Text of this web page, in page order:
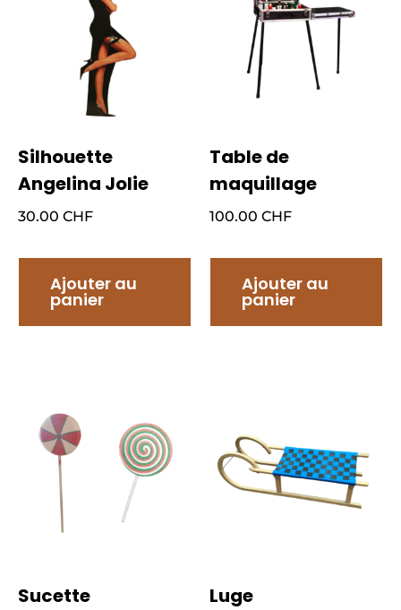
Silhouette
Angelina Jolie
30.00 CHF
Ajouter au
panier
Table de
maquillage
100.00 CHF
Ajouter au
panier
Sucette Luge